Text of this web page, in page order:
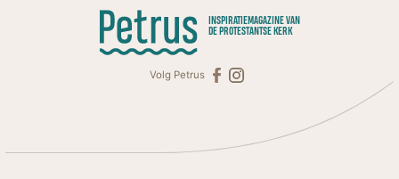
INSPIRATIEMAGAZINE VAN
DE PROTESTANTSE KERK
Volg Petrus